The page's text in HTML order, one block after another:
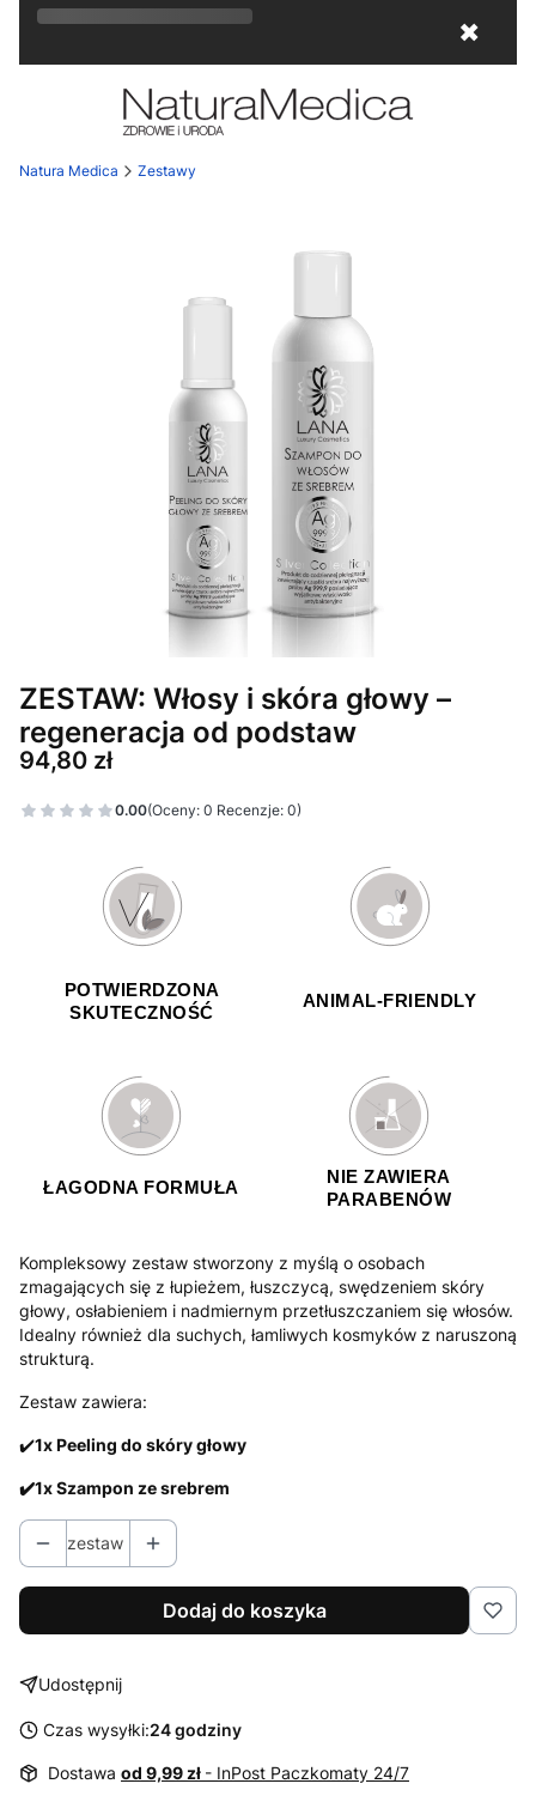
Rozkwitaj na wiosnę! Z kodem ✖
Natura Medica Zestawy
ZESTAW: Włosy i skóra głowy –
regeneracja od podstaw
Cena
94,80 zł
0.00(Oceny: 0 Recenzje: 0)
POTWIERDZONA
SKUTECZNOŚĆ
ANIMAL-FRIENDLY
ŁAGODNA FORMUŁA
NIE ZAWIERA
PARABENÓW
Kompleksowy zestaw stworzony z myślą o osobach
zmagających się z łupieżem, łuszczycą, swędzeniem skóry
głowy, osłabieniem i nadmiernym przetłuszczaniem się włosów.
Idealny również dla suchych, łamliwych kosmyków z naruszoną
strukturą.
Zestaw zawiera:
✔️1x Peeling do skóry głowy
✔️1x Szampon ze srebrem
zestaw
Dodaj do koszyka
Udostępnij
Czas wysyłki:24 godziny
Dostawa od 9,99 zł - InPost Paczkomaty 24/7